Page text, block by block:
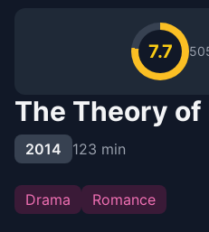
7.7
The Theory
2014 123 min
Drama Romance